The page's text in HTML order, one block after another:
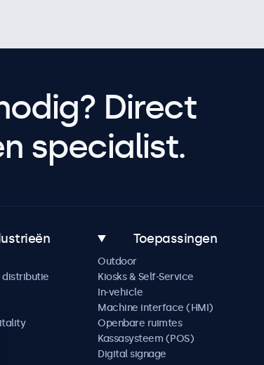
Direct
specialist.
distributie
Toepassingen
Outdoor
Kiosks & Self-Service
In-vehicle
Machine interface (HMI)
Openbare ruimtes
Kassasysteem (POS)
Digital signage